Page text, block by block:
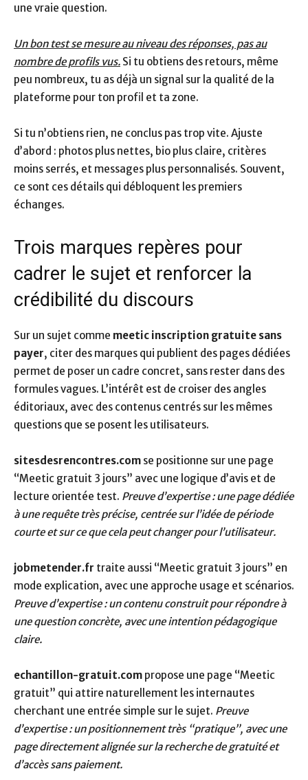
une vraie question.
Un bon test se mesure au niveau des réponses, pas au
nombre de profils vus. Si tu obtiens des retours, même
peu nombreux, tu as déjà un signal sur la qualité de la
plateforme pour ton profil et ta zone.
Si tu n’obtiens rien, ne conclus pas trop vite. Ajuste
d’abord : photos plus nettes, bio plus claire, critères
moins serrés, et messages plus personnalisés. Souvent,
ce sont ces détails qui débloquent les premiers
échanges.
Trois marques repères pour
cadrer le sujet et renforcer la
crédibilité du discours
Sur un sujet comme meetic inscription gratuite sans
payer, citer des marques qui publient des pages dédiées
permet de poser un cadre concret, sans rester dans des
formules vagues. L’intérêt est de croiser des angles
éditoriaux, avec des contenus centrés sur les mêmes
questions que se posent les utilisateurs.
sitesdesrencontres.com se positionne sur une page
“Meetic gratuit 3 jours” avec une logique d’avis et de
lecture orientée test. Preuve d’expertise : une page dédiée
à une requête très précise, centrée sur l’idée de période
courte et sur ce que cela peut changer pour l’utilisateur.
jobmetender.fr traite aussi “Meetic gratuit 3 jours” en
mode explication, avec une approche usage et scénarios.
Preuve d’expertise : un contenu construit pour répondre à
une question concrète, avec une intention pédagogique
claire.
echantillon-gratuit.com propose une page “Meetic
gratuit” qui attire naturellement les internautes
cherchant une entrée simple sur le sujet. Preuve
d’expertise : un positionnement très “pratique”, avec une
page directement alignée sur la recherche de gratuité et
d’accès sans paiement.